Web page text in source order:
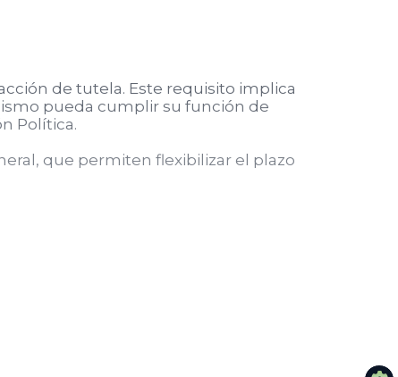
de tutela. Este requisito implica
pueda cumplir su función de
Política.
que permiten flexibilizar el plazo